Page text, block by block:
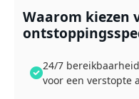
Waarom kiezen
24/7
voor een verstopte